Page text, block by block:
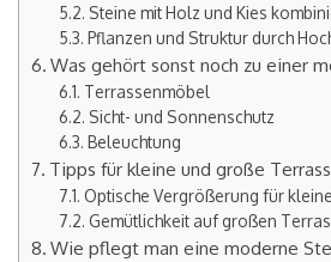
Steine mit Holz und Kies
Pflanzen und Struktur durch
Was gehört sonst noch zu einer
Terrassenmöbel
Sicht- und Sonnenschutz
Beleuchtung
Tipps für kleine und große
Optische Vergrößerung für
Gemütlichkeit auf großen
Wie pflegt man eine moderne